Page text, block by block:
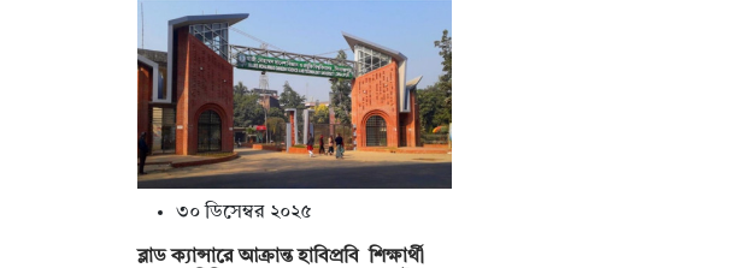
৩০ ডিসেম্বর ২০২৫
ব্লাড ক্যান্সারে আক্রান্ত হাবিপ্রবি শিক্ষার্থী